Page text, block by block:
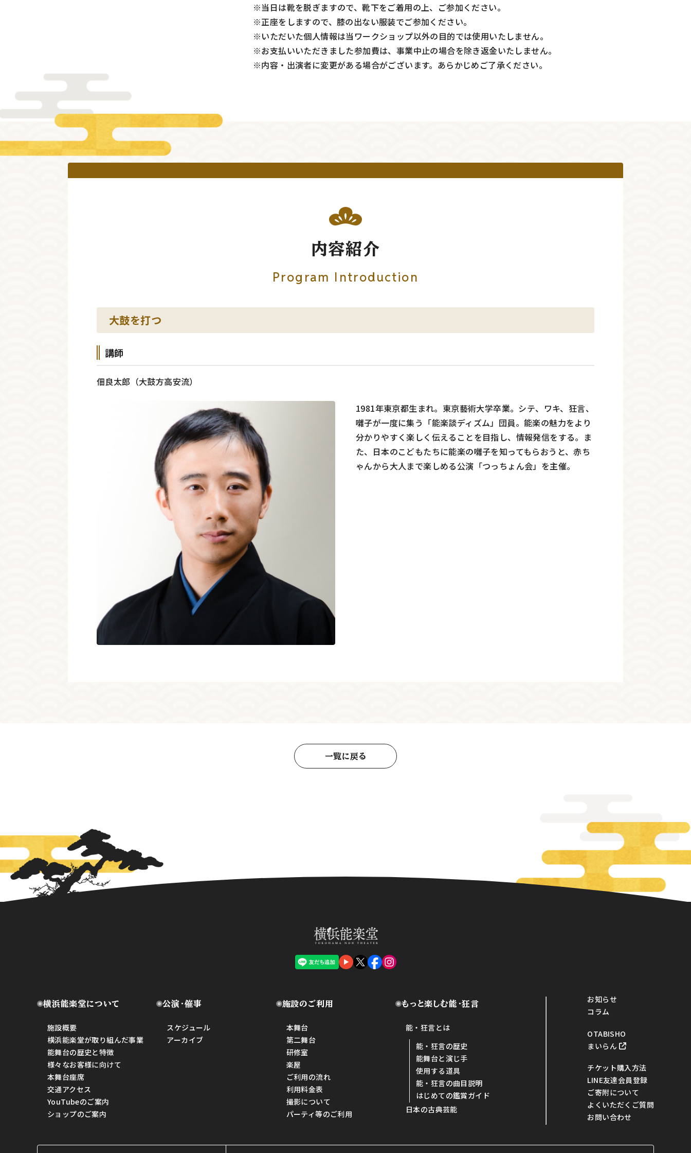
※当日は靴を脱ぎますので、靴下をご着用の上、ご参加ください。
※正座をしますので、膝の出ない服装でご参加ください。
※いただいた個人情報は当ワークショップ以外の目的では使用いたしません。
※お支払いいただきました参加費は、事業中止の場合を除き返金いたしません。
※内容・出演者に変更がある場合がございます。あらかじめご了承ください。
内容紹介
Program Introduction
大鼓を打つ
講師
佃良太郎（大鼓方高安流）
1981年東京都生まれ。東京藝術大学卒業。シテ、ワキ、狂言、
囃子が一度に集う「能楽談ディズム」団員。能楽の魅力をより
分かりやすく楽しく伝えることを目指し、情報発信をする。ま
た、日本のこどもたちに能楽の囃子を知ってもらおうと、赤ち
ゃんから大人まで楽しめる公演「つっちょん会」を主催。
一覧に戻る
横浜能楽堂について
施設概要
横浜能楽堂が取り組んだ事業
能舞台の歴史と特徴
様々なお客様に向けて
本舞台座席
交通アクセス
YouTubeのご案内
ショップのご案内
公演・催事
スケジュール
アーカイブ
施設のご利用
本舞台
第二舞台
研修室
楽屋
ご利用の流れ
利用料金表
撮影について
パーティ等のご利用
もっと楽しむ能・狂言
能・狂言とは
能・狂言の歴史
能舞台と演じ手
使用する道具
能・狂言の曲目説明
はじめての鑑賞ガイド
日本の古典芸能
お知らせ
コラム
OTABISHO
まいらん
チケット購入方法
LINE友達会員登録
ご寄附について
よくいただくご質問
お問い合わせ